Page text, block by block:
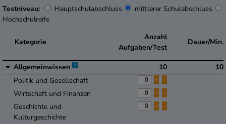
Testniveau: Hauptschulabschluss
mittlerer Schulabschluss
Hochschulreife
Kategorie
Anzahl
Aufgaben/Test
Dauer/Min.
Allgemeinwissen i 10
10
Politik und Gesellschaft
+ -
Wirtschaft und Finanzen
+ -
Geschichte und
Kulturgeschichte
+ -